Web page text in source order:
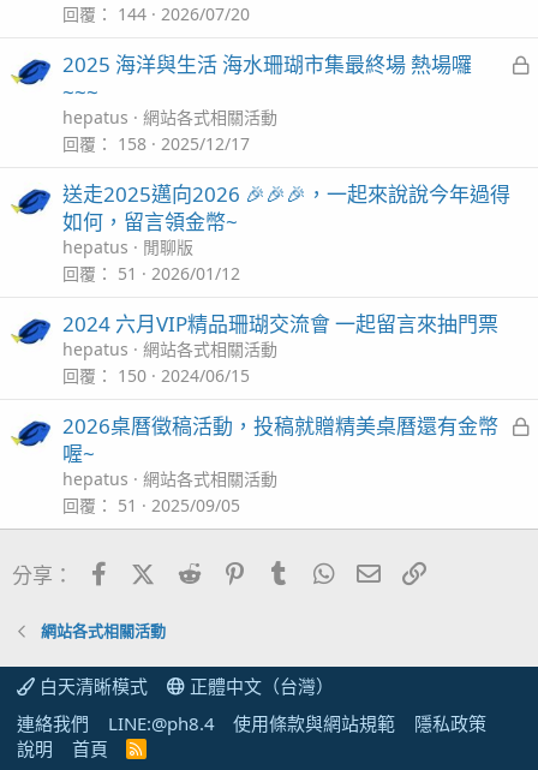
回覆
144 2026/07/20
2025 海洋與生活 海水珊瑚市集最終場 熱場囉
~~~
hepatus
網站各式相關活動
回覆
158 2025/12/17
送走2025邁向2026 🎉🎉🎉，一起來說說今年過得
如何，留言領金幣~
hepatus
閒聊版
回覆
51 2026/01/12
2024 六月VIP精品珊瑚交流會 一起留言來抽門票
hepatus
網站各式相關活動
回覆
150 2024/06/15
2026桌曆徵稿活動，投稿就贈精美桌曆還有金幣
喔~
hepatus
網站各式相關活動
回覆
51 2025/09/05
分享： FacebookX (Twitter)
Reddit PinterestTumblrWhatsApp電子郵件
網站各式相關活動
白天清晰模式
正體中文（台灣）
連絡我們
LINE:@ph8.4 使用條款與網站規範
隱私政策
說明
首頁
R